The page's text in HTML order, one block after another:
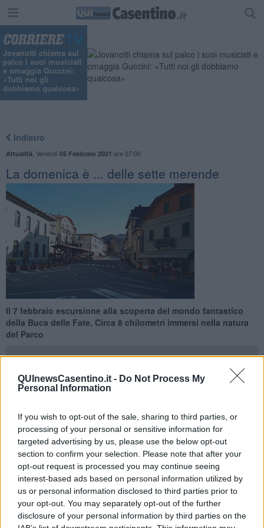
QUInewsCasentino.it - Do Not Process My
Personal Information
If you wish to opt-out of the sale, sharing to third parties, or
processing of your personal or sensitive information for
targeted advertising by us, please use the below opt-out
section to confirm your selection. Please note that after your
opt-out request is processed you may continue seeing
interest-based ads based on personal information utilized by
us or personal information disclosed to third parties prior to
your opt-out. You may separately opt-out of the further
disclosure of your personal information by third parties on the
Jovanotti chiama sul
palco i suoi musicisti
e omaggia Guccini:
«Tutti noi gli
dobbiamo qualcosa»
Indietro
Attualità Venerdì 05 Febbraio 2021 ore 07:00
La domenica è ... delle sette merende
Il 7 febbraio escursione alla scoperta del mondo fantastico
della Buca delle Fate. Circa 8 chilometri immersi nella natura
del Parco
leggenda e tradizione" , questo il titolo dell'escursione in
programma nel Parco delle Foreste Casentinesi dopodomani.
Si tratta di una passeggiata per incontrare e raccontare il mondo
fantastico della Buca delle Fate di Badia Prataglia.
Ecco ilprogrammadella giornata. Alle 9,30 ritrovo nella piazza